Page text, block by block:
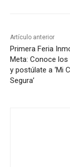
Artículo anterior
Primera Feria
Meta: Conoce
y postúlate a ‘Mi
Segura’